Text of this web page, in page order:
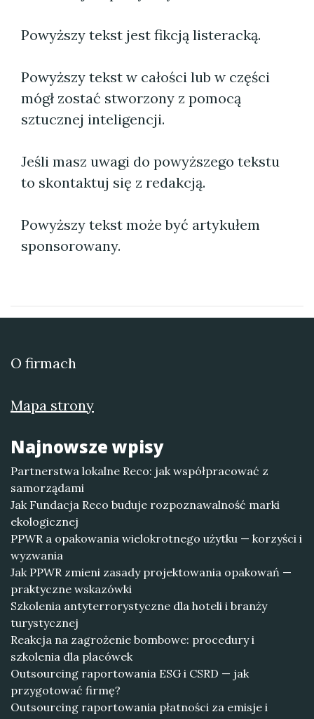
Powyższy tekst jest fikcją listeracką.
Powyższy tekst w całości lub w części
mógł zostać stworzony z pomocą
sztucznej inteligencji.
Jeśli masz uwagi do powyższego tekstu
to skontaktuj się z redakcją.
Powyższy tekst może być artykułem
sponsorowany.
O firmach
Mapa strony
Najnowsze wpisy
Partnerstwa lokalne Reco: jak współpracować z
samorządami
Jak Fundacja Reco buduje rozpoznawalność marki
ekologicznej
PPWR a opakowania wielokrotnego użytku — korzyści i
wyzwania
Jak PPWR zmieni zasady projektowania opakowań —
praktyczne wskazówki
Szkolenia antyterrorystyczne dla hoteli i branży
turystycznej
Reakcja na zagrożenie bombowe: procedury i
szkolenia dla placówek
Outsourcing raportowania ESG i CSRD — jak
przygotować firmę?
Outsourcing raportowania płatności za emisje i